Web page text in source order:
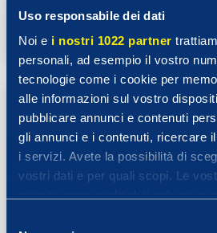
Uso responsabile dei dati
Noi e i nostri 1022 partner
personali, ad esempio il vostro
tecnologie come i cookie per
alle informazioni sul vostro
pubblicare annunci e contenuti
gli annunci e i contenuti, ricercare
i servizi. Avete la possibilità di
vostri dati e per quali scopi. Le